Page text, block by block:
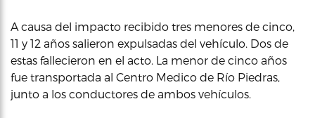
A causa del impacto recibido tres menores de cinco,
11 y 12 años salieron expulsadas del vehículo. Dos de
estas fallecieron en el acto. La menor de cinco años
fue transportada al Centro Medico de Río Piedras,
junto a los conductores de ambos vehículos.